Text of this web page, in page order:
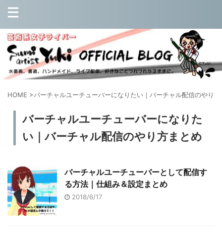
HOME >バーチャルユーチューバーになりたい｜バーチャル配信のやり
バーチャルユーチューバーになりた
い｜バーチャル配信のやり方まとめ
バーチャルユーチューバーとして配信す
る方法｜仕組み＆設定まとめ
2018/6/17